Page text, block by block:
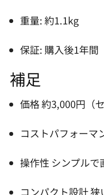
重量: 約1.1kg
保証: 購入後1年間
補足
価格 約3,000円（
コストパフォーマ
操作性 シンプルで
コンパクト設計